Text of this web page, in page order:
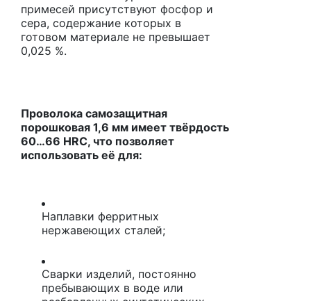
примесей присутствуют фосфор и
сера, содержание которых в
готовом материале не превышает
0,025 %.
Проволока самозащитная
порошковая 1,6 мм имеет твёрдость
60…66 HRC, что позволяет
использовать её для:
Наплавки ферритных
нержавеющих сталей;
Сварки изделий, постоянно
пребывающих в воде или